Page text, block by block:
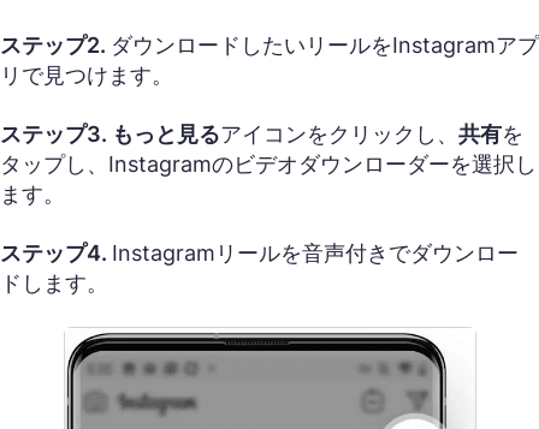
ステップ2. ダウンロードしたいリールをInstagramアプ
リで見つけます。
ステップ3. もっと見るアイコンをクリックし、 共有を
タップし、Instagramのビデオダウンローダーを選択し
ます。
ステップ4. Instagramリールを音声付きでダウンロー
ドします。